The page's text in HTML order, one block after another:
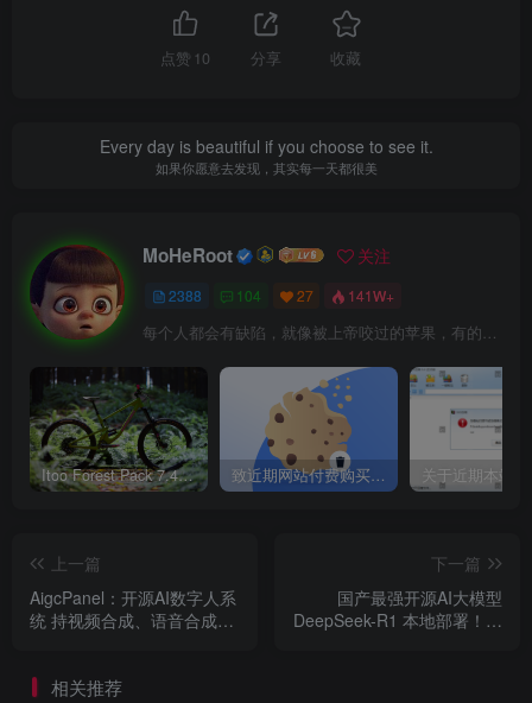
点赞 10 分享 收藏
Every day is beautiful if you choose to see it.
如果你愿意去发现，其实每一天都很美
MoHeRoot 关注
2388 104 27 141W+
每个人都会有缺陷，就像被上帝咬过的苹果，有的人缺陷比较大，正是因为上帝特别喜欢他的芬芳
Itoo Forest Pack 7.4.20 森林插件 For 3DSMAX 2014 ~ 2023 汉化永久版 致近期网站付费购买资源及会员用户后，网页显示依然没有购买解决方法！
上一篇
AigcPanel：开源AI数字人系
统 持视频合成、语音合成、
下一篇
国产最强开源AI大模型
DeepSeek-R1 本地部署！完
相关推荐